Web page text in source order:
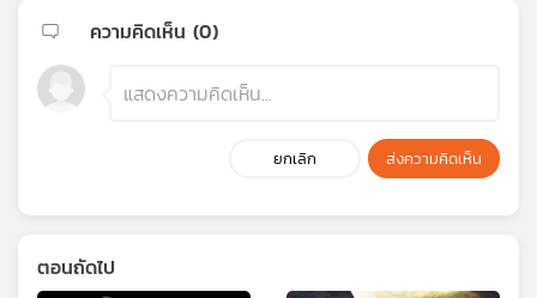
ความคิดเห็น (0)
ยกเลิก ส่งความคิดเห็น
ตอนถัดไป